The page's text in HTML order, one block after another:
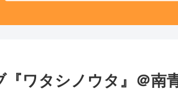
ワタシノウタ』＠南